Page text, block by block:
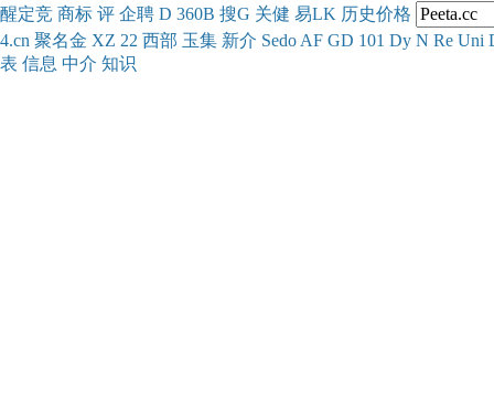
醒定竞 商标 评 企聘 D 360B 搜G 关健 易LK 历史价格
4.cn 聚名金 XZ 22 西部 玉集 新介 Sedo AF GD 101 Dy N Re Uni
表 信息 中介 知识